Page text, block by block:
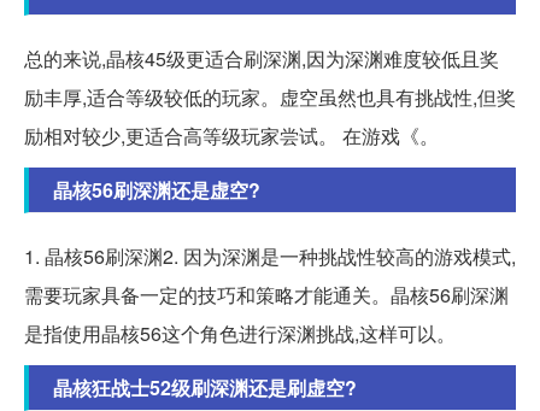
总的来说,晶核45级更适合刷深渊,因为深渊难度较低且奖
励丰厚,适合等级较低的玩家。虚空虽然也具有挑战性,但奖
励相对较少,更适合高等级玩家尝试。 在游戏《。
晶核56刷深渊还是虚空?
1. 晶核56刷深渊2. 因为深渊是一种挑战性较高的游戏模式,
需要玩家具备一定的技巧和策略才能通关。晶核56刷深渊
是指使用晶核56这个角色进行深渊挑战,这样可以。
晶核狂战士52级刷深渊还是刷虚空?